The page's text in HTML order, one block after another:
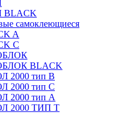
BLACK
самоклеющиеся
A
С
BLACK
2000 тип B
2000 тип C
2000 тип А
2000 ТИП Т